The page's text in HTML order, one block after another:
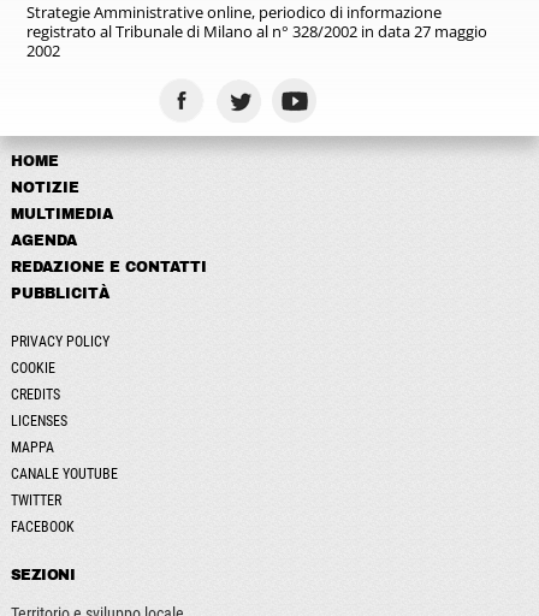
Strategie Amministrative online, periodico di informazione
registratoal Tribunale di Milano al n° 328/2002 in data 27 maggio
2002
HOME
NOTIZIE
MULTIMEDIA
AGENDA
REDAZIONE E CONTATTI
PUBBLICITÀ
PRIVACY POLICY
COOKIE
CREDITS
LICENSES
MAPPA
CANALE YOUTUBE
TWITTER
FACEBOOK
SEZIONI